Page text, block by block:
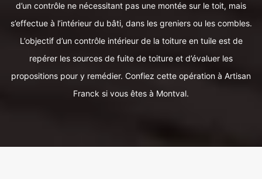
d’un contrôle ne nécessitant pas une montée sur le toit, mais
s’effectue à l’intérieur du bâti, dans les greniers ou les combles.
L’objectif d’un contrôle intérieur de la toiture en tuile est de
repérer les sources de fuite de toiture et d’évaluer les
propositions pour y remédier. Confiez cette opération à Artisan
Franck si vous êtes à Montval.